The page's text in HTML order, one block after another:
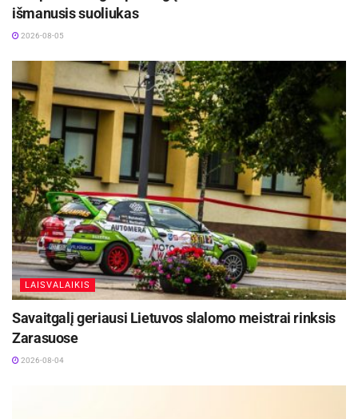
išmanusis suoliukas
2026-08-05
LAISVALAIKIS
Savaitgalį geriausi Lietuvos slalomo meistrai rinksis
Zarasuose
2026-08-04